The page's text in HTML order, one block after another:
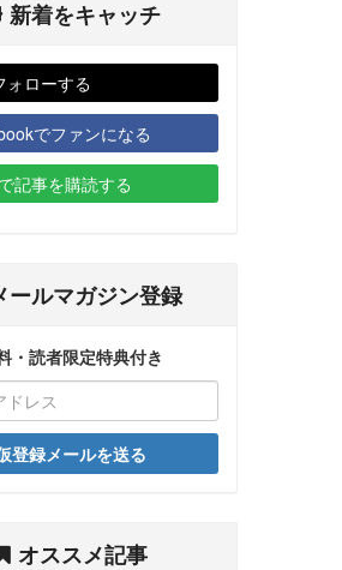
新着をキャッチ
ォローする
でファンになる
記事を購読する
ールマガジン登録
・読者限定特典付き
登録メールを送る
オススメ記事